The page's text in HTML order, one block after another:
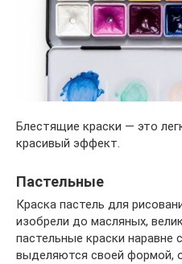
Блестящие краски — это
красивый эффект.
Пастельные
Краска пастель для
изобрели до масляных,
пастельные краски наравне
выделяются своей формой,